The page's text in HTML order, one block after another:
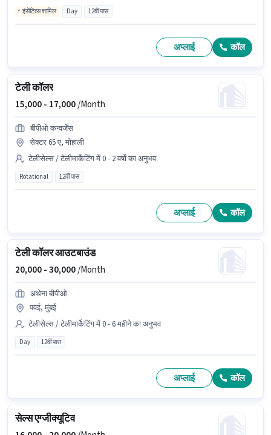
इंसेंटिव्स शामिल Day 12वीं पास
अप्लाई कॉल
टेली कॉलर
15,000 - 17,000/Month
बीपीओ कन्वर्जेंस
सेक्टर 65 ए, मोहाली
टेलीसेल्स / टेलीमार्केटिंग में 0 - 2 वर्षो का अनुभव
Rotational 12वीं पास
अप्लाई कॉल
टेली कॉलर आउटबाउंड
20,000 -30,000/Month
अथेना बीपीओ
पवई, मुंबई
टेलीसेल्स / टेलीमार्केटिंग में 0 - 6 महीने का अनुभव
Day 12वीं पास
अप्लाई कॉल
सेल्स एग्जीक्यूटिव